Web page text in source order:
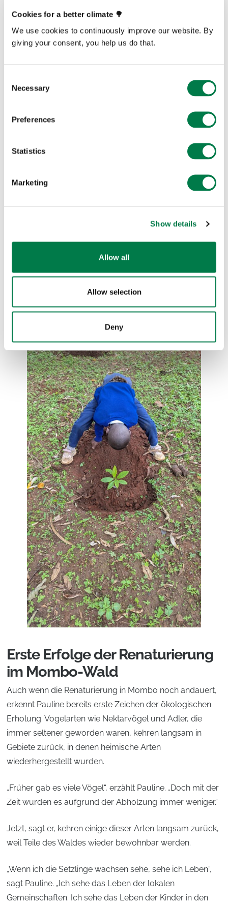
Cookies for a better climate 🌳
We use cookies to continuously improve our website. By
giving your consent, you help us do that.
Selection
Necessary
Preferences
Statistics
Marketing
Show details
Allow all
Allow selection
Deny
„Frauen sind die ersten Lehrenden“, sagt Pauline. „Sie
einzubeziehen, denn sie werden die Zukunft des Waldes
gestalten. „Diese Jungen und Mädchen sind die Zukunft
Erste Erfolge der Renaturierung
im Mombo-Wald
Auch wenn die Renaturierung in Mombo noch andauert,
erkennt Pauline bereits erste Zeichen der ökologischen
Erholung. Vogelarten wie Nektarvögel und Adler, die
immer seltener geworden waren, kehren langsam in
Gebiete zurück, in denen heimische Arten
wiederhergestellt wurden.
„Früher gab es viele Vögel“, erzählt Pauline. „Doch mit der
Zeit wurden es aufgrund der Abholzung immer weniger.“
Jetzt, sagt er, kehren einige dieser Arten langsam zurück,
weil Teile des Waldes wieder bewohnbar werden.
„Wenn ich die Setzlinge wachsen sehe, sehe ich Leben“,
sagt Pauline. „Ich sehe das Leben der lokalen
Gemeinschaften. Ich sehe das Leben der Kinder in den